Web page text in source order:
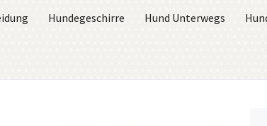
Hundegeschirre Hund Unterwegs